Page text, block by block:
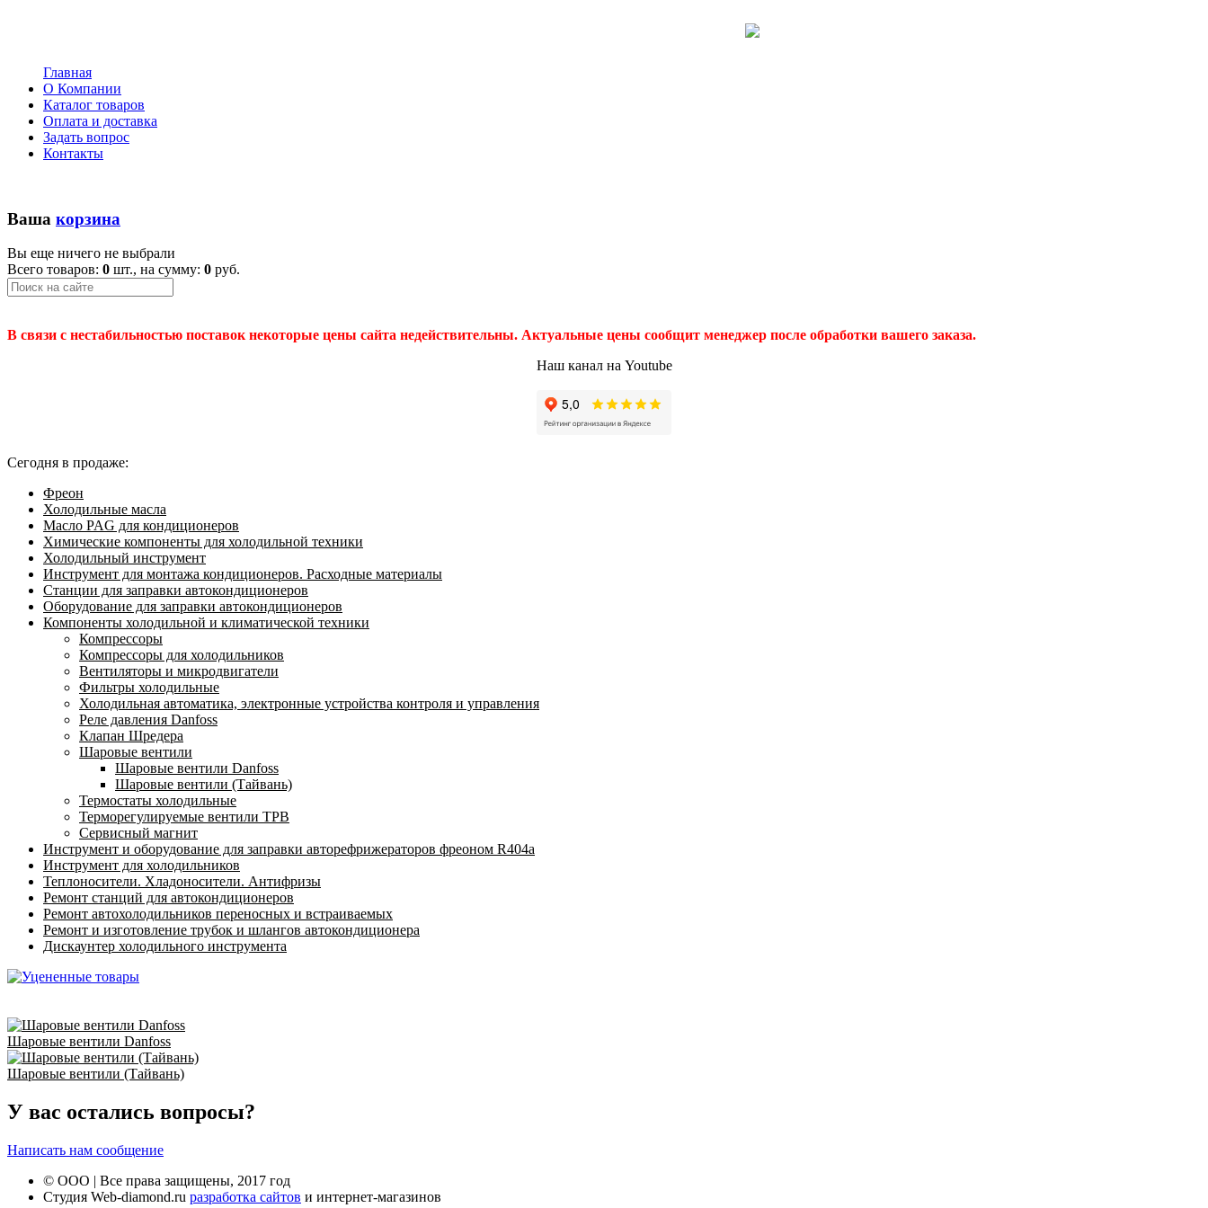
Главная
О Компании
Каталог товаров
Оплата и доставка
Задать вопрос
Контакты
Ваша корзина
Вы еще ничего не выбрали
Всего товаров: 0 шт., на сумму: 0 руб.
В связи с нестабильностью поставок некоторые цены сайта недействительны. Актуальные цены сообщит менеджер после обработки вашего заказа.
Наш канал на Youtube
Сегодня в продаже:
Фреон
Холодильные масла
Масло PAG для кондиционеров
Химические компоненты для холодильной техники
Холодильный инструмент
Инструмент для монтажа кондиционеров. Расходные материалы
Станции для заправки автокондиционеров
Оборудование для заправки автокондиционеров
Компоненты холодильной и климатической техники
Компрессоры
Компрессоры для холодильников
Вентиляторы и микродвигатели
Фильтры холодильные
Холодильная автоматика, электронные устройства контроля и управления
Реле давления Danfoss
Клапан Шредера
Шаровые вентили
Шаровые вентили Danfoss
Шаровые вентили (Тайвань)
Термостаты холодильные
Терморегулируемые вентили ТРВ
Сервисный магнит
Инструмент и оборудование для заправки авторефрижераторов фреоном R404a
Инструмент для холодильников
Теплоносители. Хладоносители. Антифризы
Ремонт станций для автокондиционеров
Ремонт автохолодильников переносных и встраиваемых
Ремонт и изготовление трубок и шлангов автокондиционера
Дискаунтер холодильного инструмента
Шаровые вентили Danfoss
Шаровые вентили (Тайвань)
У вас остались вопросы?
Написать нам сообщение
© ООО | Все права защищены, 2017 год
Студия Web-diamond.ru разработка сайтов и интернет-магазинов